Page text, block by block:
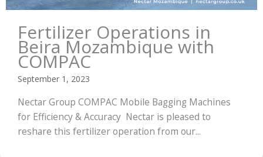
Fertilizer Operations in
Beira Mozambique with
COMPAC
September 1, 2023
Nectar Group COMPAC Mobile Bagging Machines
for Efficiency & Accuracy Nectar is pleased to
reshare this fertilizer operation from our...